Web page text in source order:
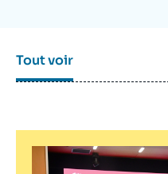
Tout voir